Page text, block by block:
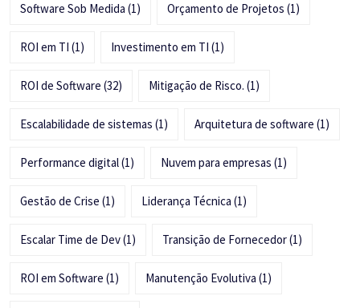
Software Sob Medida (1) Orçamento de Projetos (1)
ROI em TI (1) Investimento em TI (1)
ROI de Software (32) Mitigação de Risco. (1)
Escalabilidade de sistemas (1) Arquitetura de software (1)
Performance digital(1) Nuvem para empresas (1)
Gestão de Crise (1) Liderança Técnica (1)
Escalar Time de Dev(1) Transição de Fornecedor(1)
ROI em Software (1) Manutenção Evolutiva (1)